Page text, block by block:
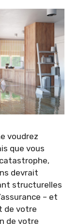
voudrez
que vous
devrait
structurelles
– et
de votre
de votre